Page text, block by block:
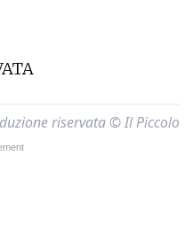
riservata © Il Piccolo